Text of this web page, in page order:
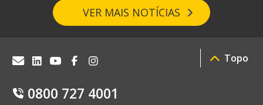
VER MAIS NOTÍCIAS
0800 727 4001
Topo